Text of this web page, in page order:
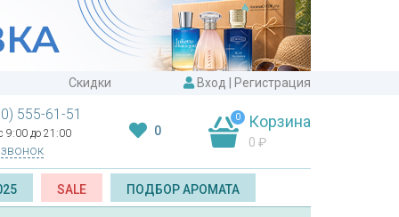
Скидки Вход Регистрация
555-61-51
9:00 до 21:00 0
0 Корзина
0 ₽
SALE ПОДБОР АРОМАТА